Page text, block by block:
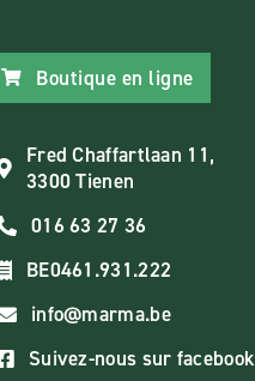
Boutique en ligne
Fred Chaffartlaan 11,
3300 Tienen
016 63 27 36
BE0461.931.222
info@marma.be
Suivez-nous sur facebook